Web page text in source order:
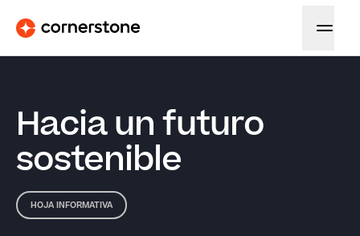
Hacia un futuro
sostenible
HOJA INFORMATIVA